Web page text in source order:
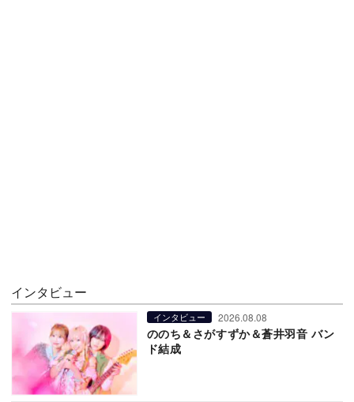
インタビュー
インタビュー 2026.08.08
ののち＆さがすずか＆蒼井羽音 バン
ド結成